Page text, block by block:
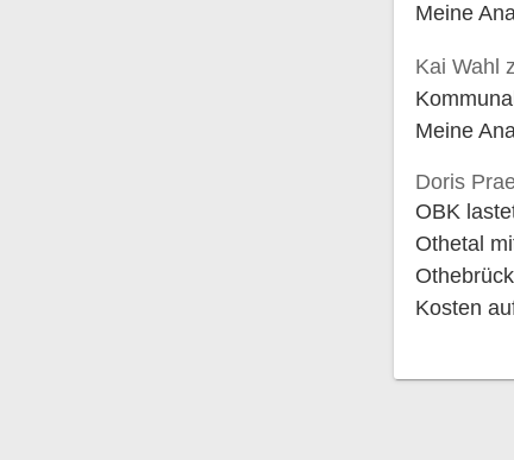
Meine
Kai Wahl
Meine
Doris
OBK
Othetal
Kosten